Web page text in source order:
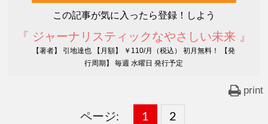
この記事が気に入ったら登録！しよう
『 ジャーナリスティックなやさしい未来 』
【著者】 引地達也 【月額】 ￥110/月（税込） 初月無料！ 【発
行周期】 毎週 水曜日 発行予定
print
ページ:
固
1 ,
固
2